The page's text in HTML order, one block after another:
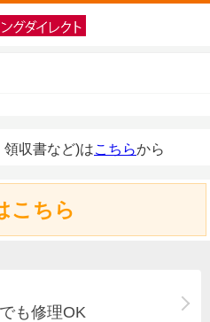
収書など)はこちらから
こちら
も修理OK